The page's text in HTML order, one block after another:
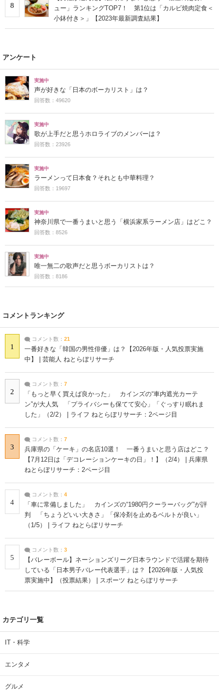
8
ュー」ランキングTOP7！ 第1位は「カルビ焼肉定食＜
小鉢付き＞」【2023年最新調査結果】
アンケート
実施中
声が好きな「日本のボーカリスト」は？
回答数：49620
実施中
歌が上手だと思うホロライブのメンバーは？
回答数：23926
実施中
ラーメンって日本食？それとも中華料理？
回答数：19697
実施中
神奈川県で一番うまいと思う「横浜家系ラーメン店」はどこ？
回答数：8526
実施中
唯一無二の歌声だと思うボーカリストは？
回答数：8186
コメントランキング
1
コメント数： 21
一番好きな「韓国の男性俳優」は？【2026年版・人気投票実施
中】 | 芸能人 ねとらぼリサーチ
2
コメント数： 7
「もっと早く買えば良かった」 カインズの“車内遮光カーテ
ン”が大人気 「プライバシーも保てて安心」「ぐっすり眠れま
した」（2/2） | ライフ ねとらぼリサーチ：2ページ目
3
コメント数： 7
兵庫県の「ケーキ」の名店10選！ 一番うまいと思う店はどこ？
【7月12日は「デコレーションケーキの日」！】（2/4） | 兵庫県
ねとらぼリサーチ：2ページ目
4
コメント数： 4
「車に常備しました」 カインズの“1980円クーラーバッグ”が評
判 「ちょうどいい大きさ」「保冷剤を止めるベルトが良い」
（1/5） | ライフ ねとらぼリサーチ
5
コメント数： 3
【バレーボール】ネーションズリーグ日本ラウンドで活躍を期待
している「日本男子バレー代表選手」は？【2026年版・人気投
票実施中】（投票結果） | スポーツ ねとらぼリサーチ
カテゴリ一覧
IT・科学
エンタメ
グルメ